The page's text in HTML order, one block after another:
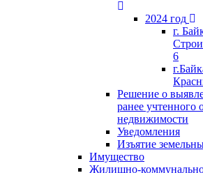
2024 год
г.
6
Решение о
ранее учтенного
недвижимости
Уведомления
Изъятие
Имущество
Жилищно-